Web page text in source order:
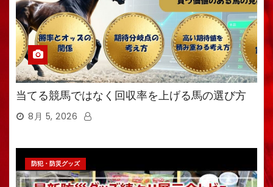
当てる競馬ではなく回収率を上げる馬の選び方
8月 5, 2026
防犯・防災グッズ